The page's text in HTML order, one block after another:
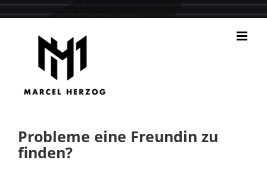
Probleme eine Freundin zu
finden?